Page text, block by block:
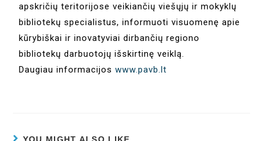
apskričių teritorijose veikiančių viešųjų ir mokyklų
bibliotekų specialistus, informuoti visuomenę apie
kūrybiškai ir inovatyviai dirbančių regiono
bibliotekų darbuotojų išskirtinę veiklą.
Daugiau informacijoswww.pavb.lt